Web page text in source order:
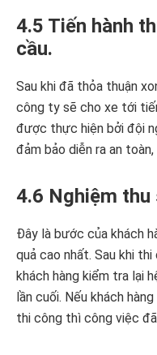
4.5 Tiến hành
cầu.
Sau khi đã thỏa thuận
công ty sẽ cho xe tới
được thực hiện bởi đội
đảm bảo diễn ra an
4.6 Nghiệm thu
Đây là bước của khách
quả cao nhất. Sau khi
khách hàng kiểm tra lại
lần cuối. Nếu khách
thi công thì công việc